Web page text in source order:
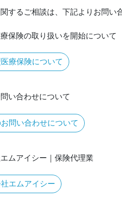
するご相談は、下記よりお問い
保険の取り扱いを開始について
療保険について
い合わせについて
問い合わせについて
ムアイシー｜保険代理業
エムアイシー